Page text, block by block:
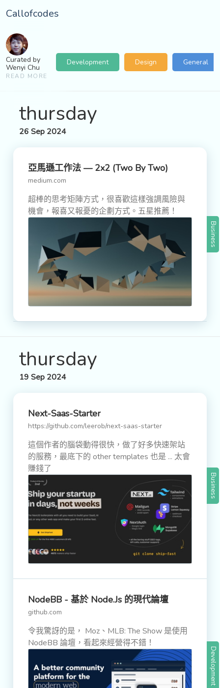
Callofcodes
Curated by
Wenyi Chu
READ MORE
Development Design General
thursday
26 Sep 2024
亞馬遜工作法 — 2x2 (two By Two)
medium.com
超棒的思考矩陣方式，很喜歡這樣強調風險與
機會，報喜又報憂的企劃方式。五星推薦！
Business
thursday
19 Sep 2024
Next-Saas-Starter
https://github.com/leerob/next-saas-starter
這個作者的腦袋動得很快，做了好多快速架站
的服務，最底下的 other templates 也是 ... 太會
賺錢了
Business
NodeBB - 基於 Node.js 的現代論壇
github.com
令我驚訝的是， Moz、MLB: The Show 是使用
NodeBB 論壇，看起來經營得不錯！
Development